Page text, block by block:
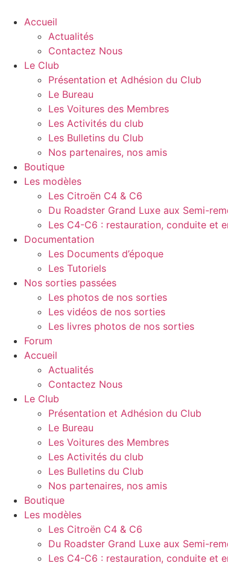
Accueil
Actualités
Contactez Nous
Le Club
Présentation et Adhésion du Club
Le Bureau
Les Voitures des Membres
Les Activités du club
Les Bulletins du Club
Nos partenaires, nos amis
Boutique
Les modèles
Les Citroën C4 & C6
Du Roadster Grand Luxe aux Semi-
Les C4-C6 : restauration, conduite et
Documentation
Les Documents d’époque
Les Tutoriels
Nos sorties passées
Les photos de nos sorties
Les vidéos de nos sorties
Les livres photos de nos sorties
Forum
Accueil
Actualités
Contactez Nous
Le Club
Présentation et Adhésion du Club
Le Bureau
Les Voitures des Membres
Les Activités du club
Les Bulletins du Club
Nos partenaires, nos amis
Boutique
Les modèles
Les Citroën C4 & C6
Du Roadster Grand Luxe aux Semi-
Les C4-C6 : restauration, conduite et